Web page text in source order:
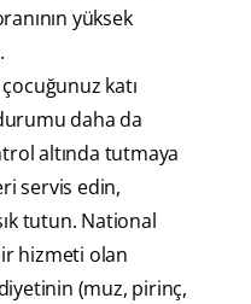
yüksek
katı
daha da
altında tutmaya
servis edin,
tutun. National
hizmeti olan
(muz, pirinç,